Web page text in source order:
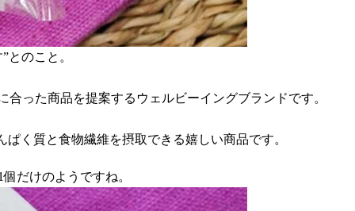
のこと。
った商品を提案するウェルビーイングブランドです。
ぱく質と食物繊維を摂取できる嬉しい商品です。
だけのようですね。